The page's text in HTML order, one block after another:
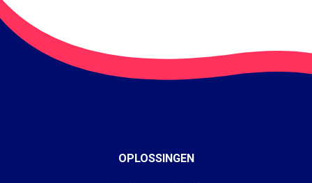
OPLOSSINGEN